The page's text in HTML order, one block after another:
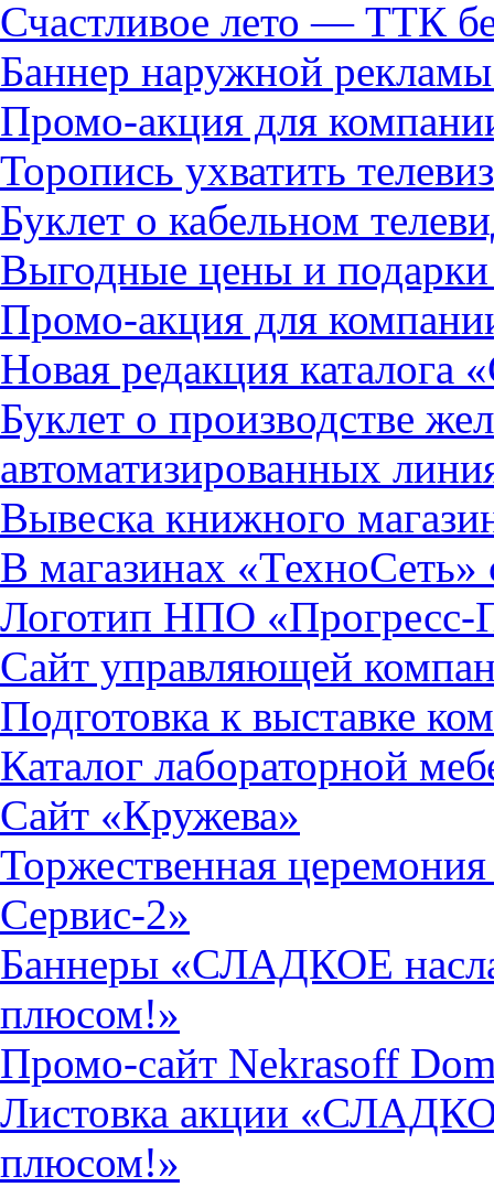
Счастливое лето — ТТК
Баннер наружной
Промо-акция для
Торопись ухватить
Буклет о кабельном
Выгодные цены и
Промо-акция для
Новая редакция каталога
Буклет о производстве
автоматизированных
Вывеска книжного
В магазинах «ТехноСеть»
Логотип НПО «Прогресс-
Сайт управляющей
Подготовка к выставке
Каталог лабораторной
Сайт «Кружева»
Торжественная
Сервис-2»
Баннеры «СЛАДКОЕ
плюсом!»
Промо-сайт Nekrasoff
Листовка акции
плюсом!»